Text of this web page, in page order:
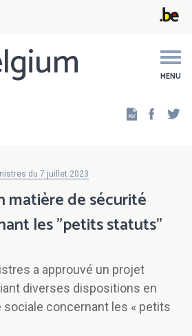
MENU
du 7 juillet 2023
matière de sécurité
les "petits statuts"
a approuvé un projet
diverses dispositions en
concernant les « petits